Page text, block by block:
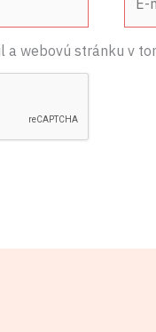
a webovú stránku v